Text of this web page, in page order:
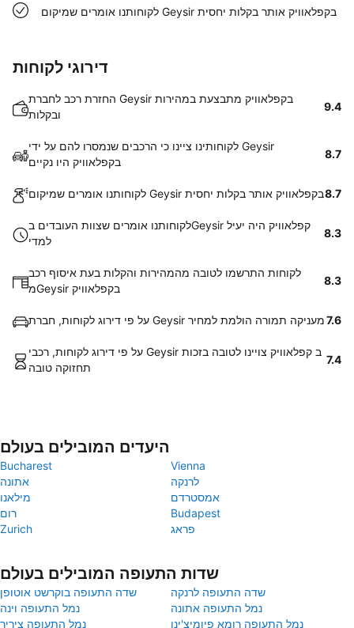
לקוחותנו אומרים שמיקום Geysir בקפלאוויק אותר בקלות יחסית
דירוגי לקוחות
החזרת רכב לחברת Geysir בקפלאוויק מתבצעת במהירות
ובקלות
9.4
לקוחותינו ציינו כי הרכבים שנמסרו להם על ידי Geysir
בקפלאוויק היו נקיים
8.7
לקוחותנו אומרים שמיקום Geysir בקפלאוויק אותר בקלות יחסית8.7
לקוחותנו אומרים שצוות העובדים בGeysir קפלאוויק היה יעיל
למדי
8.3
לקוחות התרשמו לטובה מהמהירות והקלות בעת איסוף רכב
מGeysir בקפלאוויק
8.3
על פי דירוג לקוחות, חברת Geysir מעניקה תמורה הולמת למחיר7.6
על פי דירוג לקוחות, רכבי Geysir ב קפלאוויק צויינו לטובה בזכות
תחזוקה טובה
7.4
היעדים המובילים בעולם
Bucharest
Vienna
אתונה
לרנקה
מילאנו
אמסטרדם
רום
Budapest
Zurich
פראג
שדות התעופה המובילים בעולם
שדה התעופה בוקרשט אוטופן
שדה התעופה לרנקה
נמל התעופה וינה
נמל התעופה אתונה
נמל התעופה ציריך
נמל התעופה רומא פיומיצ'ינו